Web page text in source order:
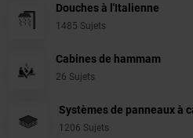
Douches à l'Italienne
1485 Sujets
Cabines de hammam
26 Sujets
Systèmes de panneaux à
1206 Sujets